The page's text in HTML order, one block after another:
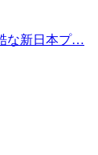
な新日本プ…